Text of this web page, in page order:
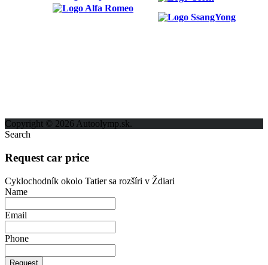
Copyright © 2026 Autoolymp.sk.
Search
Request car price
Cyklochodník okolo Tatier sa rozšíri v Ždiari
Name
Email
Phone
Request